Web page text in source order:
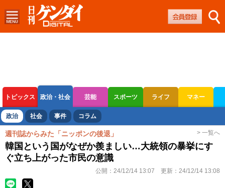
トピックス 政治・社会 芸能 スポーツ ライフ マネー
ボートレース 競輪 オートレース
政治 社会 事件 コラム
週刊誌からみた「ニッポンの後退」 > 一覧へ
韓国という国がなぜか羨ましい…大統領の暴挙にす
ぐ立ち上がった市民の意識
公開： 24/12/14 13:07 更新： 24/12/14 13:08